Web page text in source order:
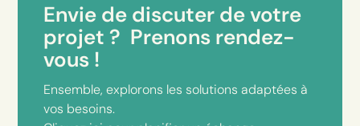
Envie de discuter de votre
projet ? Prenons rendez-
vous !
Ensemble, explorons les solutions adaptées à
vos besoins.